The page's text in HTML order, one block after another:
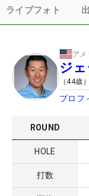
ライブフォト
アメ
ジ
（ 44歳）
プロフ
ROUND
HOLE
打数